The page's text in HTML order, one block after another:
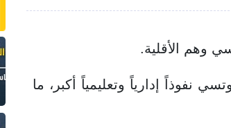
وهم الأقلية.
نفوذاً إدارياً وتعليمياً أكبر، ما